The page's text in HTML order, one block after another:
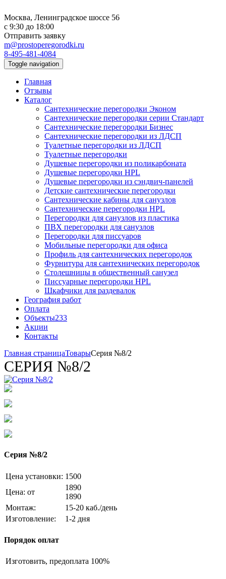
Москва, Ленинградское шоссе 56
с 9:30 до 18:00
Отправить заявку
m@prostoperegorodki.ru
8-495-481-4084
Toggle navigation
Главная
Отзывы
Каталог
Сантехнические перегородки Эконом
Сантехнические перегородки серии Стандарт
Сантехнические перегородки Бизнес
Сантехнические перегородки из ЛДСП
Туалетные перегородки из ЛДСП
Туалетные перегородки
Душевые перегородки из поликарбоната
Душевые перегородки HPL
Душевые перегородки из сэндвич-панелей
Детские сантехнические перегородки
Сантехнические кабины для санузлов
Сантехнические перегородки HPL
Перегородки для санузлов из пластика
ПВХ перегородки для санузлов
Перегородки для писсуаров
Мобильные перегородки для офиса
Профиль для сантехнических перегородок
Фурнитура для сантехнических перегородок
Столешницы в общественный санузел
Писсуарные перегородки HPL
Шкафчики для раздевалок
География работ
Оплата
Объекты233
Акции
Контакты
Главная страницаТоварыСерия №8/2
СЕРИЯ №8/2
Серия №8/2
Цена установки: 1500
Цена: от
1890
1890
Монтаж:
15-20 каб./день
Изготовление:
1-2 дня
Порядок оплат
Изготовить, предоплата 100%